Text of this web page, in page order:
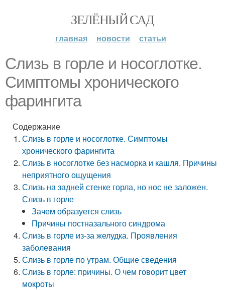
ЗЕЛЁНЫЙ САД
главная новости статьи
Слизь в горле и носоглотке.
Симптомы хронического
фарингита
Содержание
Слизь в горле и носоглотке. Симптомы
хронического фарингита
Слизь в носоглотке без насморка и кашля. Причины
неприятного ощущения
Слизь на задней стенке горла, но нос не заложен.
Слизь в горле
Зачем образуется слизь
Причины постназального синдрома
Слизь в горле из-за желудка. Проявления
заболевания
Слизь в горле по утрам. Общие сведения
Слизь в горле: причины. О чем говорит цвет
мокроты